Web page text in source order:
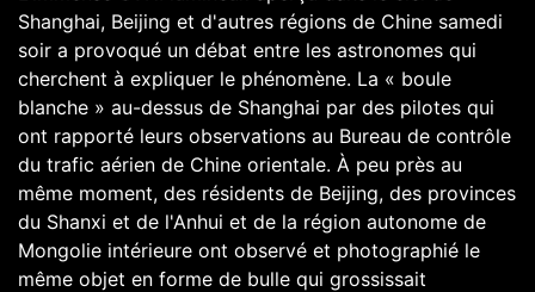
Shanghai, Beijing et d'autres régions de Chine samedi
soir a provoqué un débat entre les astronomes qui
cherchent à expliquer le phénomène. La « boule
blanche » au-dessus de Shanghai par des pilotes qui
ont rapporté leurs observations au Bureau de contrôle
du trafic aérien de Chine orientale. À peu près au
même moment, des résidents de Beijing, des provinces
du Shanxi et de l'Anhui et de la région autonome de
Mongolie intérieure ont observé et photographié le
même objet en forme de bulle qui grossissait